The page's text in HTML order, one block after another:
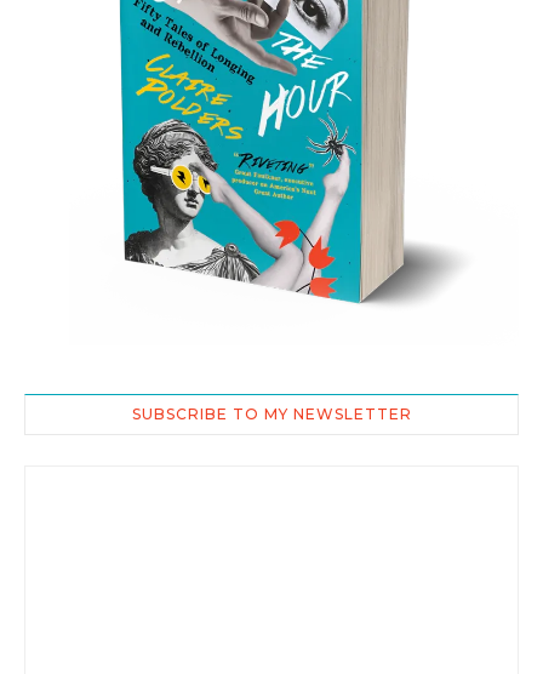
SUBSCRIBE TO MY NEWSLETTER